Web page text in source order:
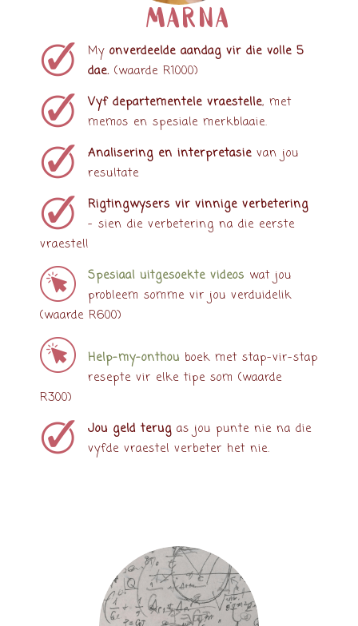
MARNA
My onverdeelde aandag vir die volle 5
dae. (waarde R1000)
Vyf departementele vraestelle, met
memos en spesiale merkblaaie.
Analisering en interpretasie van jou
resultate
Rigtingwysers vir vinnige verbetering
– sien die verbetering na die eerste
vraestel!
Spesiaal uitgesoekte videos wat jou
probleem somme vir jou verduidelik
(waarde R600)
Help-my-onthou boek met stap-vir-stap
resepte vir elke tipe som (waarde
R300)
Jou geld terug as jou punte nie na die
vyfde vraestel verbeter het nie.